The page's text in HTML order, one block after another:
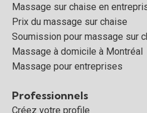
Massage sur chaise en
Prix du massage sur chaise
Soumission pour massage sur
Massage à domicile à Montréal
Massage pour entreprises
Professionnels
Créez votre profile